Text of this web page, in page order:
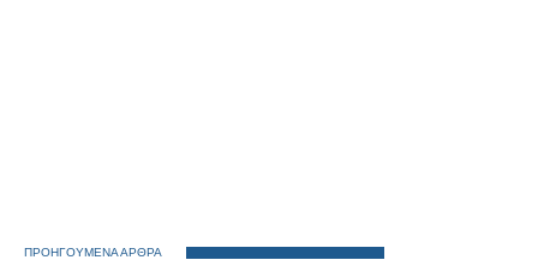
ΠΡΟΗΓΟΥΜΕΝΑ ΑΡΘΡΑ